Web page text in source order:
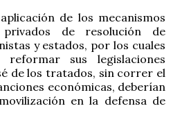
de los mecanismos
privados de resolución de
y estados, por los cuales
sus legislaciones
de los tratados, sin correr el
económicas, deberían
en la defensa de